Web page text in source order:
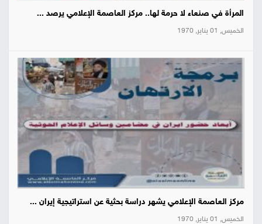
المرأة في صنعاء لا حرمة لها.. مركز العاصمة الإعلامي يرصد ...
الخميس, 01 يناير, 1970
مركز العاصمة الإعلامي يشهر دراسة بحثية عن استراتيجية إيران ...
الخميس, 01 يناير, 1970